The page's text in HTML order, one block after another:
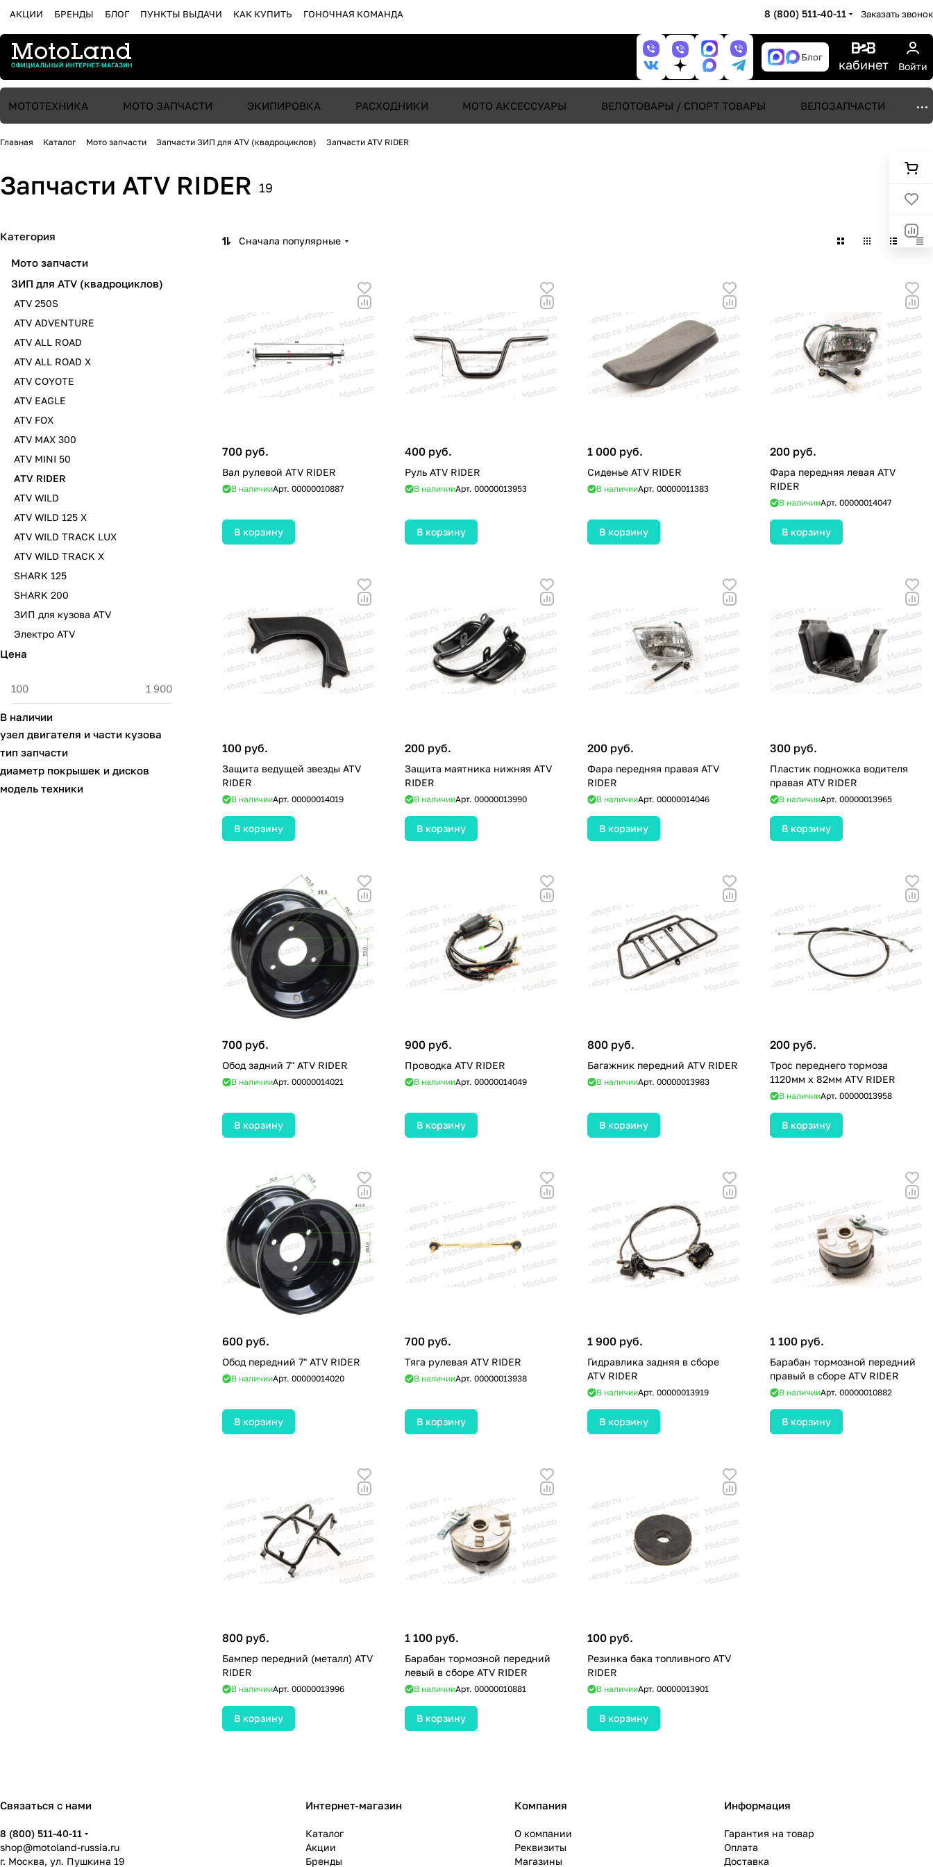
АКЦИИ БРЕНДЫ БЛОГ ПУНКТЫ ВЫДАЧИ КАК КУПИТЬ ГОНОЧНАЯ КОМАНДА 8 (800) 511-40-11 Заказать звонок
Блог кабинет Войти
МОТОТЕХНИКА МОТО ЗАПЧАСТИ ЭКИПИРОВКА РАСХОДНИКИ МОТО АКСЕССУАРЫ ВЕЛОТОВАРЫ / СПОРТ ТОВАРЫ ВЕЛОЗАПЧАСТИ
Главная Каталог Мото запчасти Запчасти ЗИП для ATV (квадроциклов) Запчасти ATV RIDER
Запчасти ATV RIDER 19
Сначала популярные
700 руб.
Вал рулевой ATV RIDER
В наличииАрт. 00000010887
В корзину
400 руб.
Руль ATV RIDER
В наличииАрт. 00000013953
В корзину
1 000 руб.
Сиденье ATV RIDER
В наличииАрт. 00000011383
В корзину
200 руб.
Фара передняя левая ATV
RIDER
В наличииАрт. 00000014047
В корзину
100 руб.
Защита ведущей звезды ATV
RIDER
В наличииАрт. 00000014019
В корзину
200 руб.
Защита маятника нижняя ATV
RIDER
В наличииАрт. 00000013990
В корзину
200 руб.
Фара передняя правая ATV
RIDER
В наличииАрт. 00000014046
В корзину
300 руб.
Пластик подножка водителя
правая ATV RIDER
В наличииАрт. 00000013965
В корзину
700 руб.
Обод задний 7" ATV RIDER
В наличииАрт. 00000014021
В корзину
900 руб.
Проводка ATV RIDER
В наличииАрт. 00000014049
В корзину
800 руб.
Багажник передний ATV RIDER
В наличииАрт. 00000013983
В корзину
200 руб.
Трос переднего тормоза
1120мм х 82мм ATV RIDER
В наличииАрт. 00000013958
В корзину
600 руб.
Обод передний 7" ATV RIDER
В наличииАрт. 00000014020
В корзину
700 руб.
Тяга рулевая ATV RIDER
В наличииАрт. 00000013938
В корзину
1 900 руб.
Гидравлика задняя в сборе
ATV RIDER
В наличииАрт. 00000013919
В корзину
1 100 руб.
Барабан тормозной передний
правый в сборе ATV RIDER
В наличииАрт. 00000010882
В корзину
800 руб.
Бампер передний (металл) ATV
RIDER
В наличииАрт. 00000013996
В корзину
1 100 руб.
Барабан тормозной передний
левый в сборе ATV RIDER
В наличииАрт. 00000010881
В корзину
100 руб.
Резинка бака топливного ATV
RIDER
В наличииАрт. 00000013901
В корзину
Категория
Мото запчасти
ЗИП для ATV (квадроциклов)
ATV 250S
ATV ADVENTURE
ATV ALL ROAD
ATV ALL ROAD X
ATV COYOTE
ATV EAGLE
ATV FOX
ATV MAX 300
ATV MINI 50
ATV RIDER
ATV WILD
ATV WILD 125 X
ATV WILD TRACK LUX
ATV WILD TRACK X
SHARK 125
SHARK 200
ЗИП для кузова ATV
Электро ATV
Цена
В наличии
узел двигателя и части кузова
тип запчасти
диаметр покрышек и дисков
модель техники
Связаться с нами
8 (800) 511-40-11
shop@motoland-russia.ru
г. Москва, ул. Пушкина 19
Интернет-магазин
Каталог
Акции
Бренды
Компания
О компании
Реквизиты
Магазины
Информация
Гарантия на товар
Оплата
Доставка